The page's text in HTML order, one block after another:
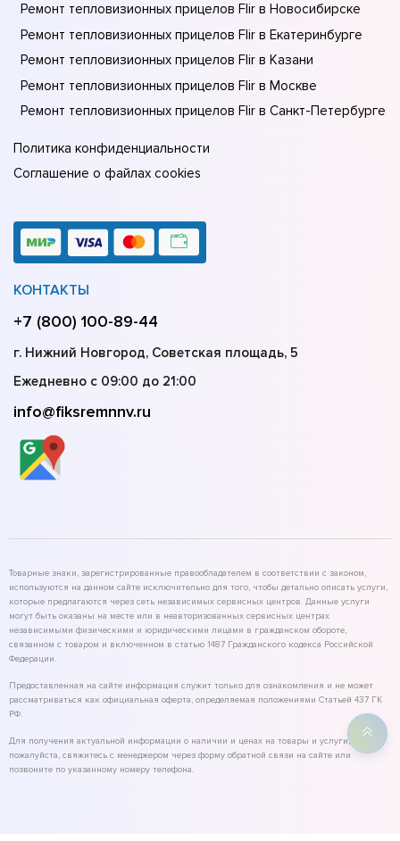
Ремонт тепловизионных прицелов Flir в Новосибирске
Ремонт тепловизионных прицелов Flir в Екатеринбурге
Ремонт тепловизионных прицелов Flir в Казани
Ремонт тепловизионных прицелов Flir в Москве
Ремонт тепловизионных прицелов Flir в Санкт-Петербурге
Политика конфиденциальности
Соглашение о файлах cookies
КОНТАКТЫ
+7 (800) 100-89-44
г. Нижний Новгород, Советская площадь, 5
Ежедневно с 09:00 до 21:00
info@fiksremnnv.ru
Товарные знаки, зарегистрированные правообладателем в соответствии с законом,
используются на данном сайте исключительно для того, чтобы детально описать услуги,
которые предлагаются через сеть независимых сервисных центров. Данные услуги
могут быть оказаны на месте или в неавторизованных сервисных центрах
независимыми физическими и юридическими лицами в гражданском обороте,
связанном с товаром и включенном в статью 1487 Гражданского кодекса Российской
Федерации.
Предоставленная на сайте информация служит только для ознакомления и не может
рассматриваться как официальная оферта, определяемая положениями Статьей 437 ГК
РФ.
Для получения актуальной информации о наличии и ценах на товары и услуги,
пожалуйста, свяжитесь с менеджером через форму обратной связи на сайте или
позвоните по указанному номеру телефона.